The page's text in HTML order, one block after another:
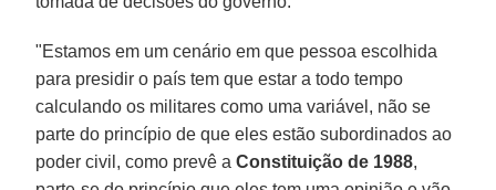
"Estamos em um cenário em que pessoa escolhida
para presidir o país tem que estar a todo tempo
calculando os militares como uma variável, não se
parte do princípio de que eles estão subordinados ao
poder civil, como prevê aConstituição de 1988,